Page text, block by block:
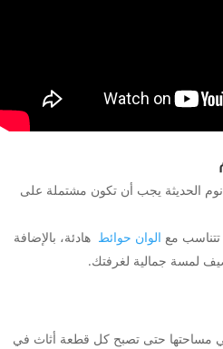
الحديثة يجب أن تكون مشتملة على
مع الوان حوائط هادئة، بالإضافة
لمسة جمالية لغرفتك.
مساحتها حتى تصبح كل قطعة أثاث في